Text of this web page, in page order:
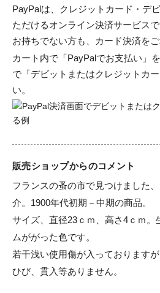
PayPalは、クレジットカード・デ
ただけるオンライン決済サービス
お持ちでない方も、カード決済をご
カート内で「PayPalでお支払い」
で「デビットまたはクレジットカ
い。
販売ショップからのコメント
フランスの蚤の市で見つけました
介。1900年代初期－中期の商品。
サイズ、直径23ｃｍ、高さ4ｃｍ。
ムががった色です。
若干浅い使用傷が入っております
ひび、貫入等ありません。